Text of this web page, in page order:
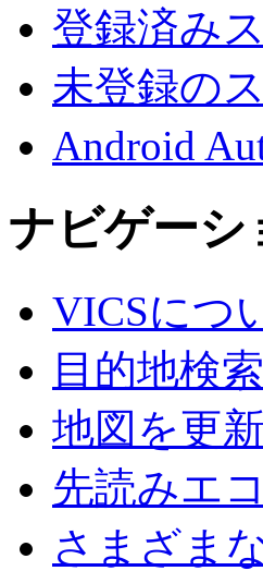
登録済み
未登録の
Android
ナビゲーシ
VICSにつ
目的地検
地図を更
先読みエ
さまざま